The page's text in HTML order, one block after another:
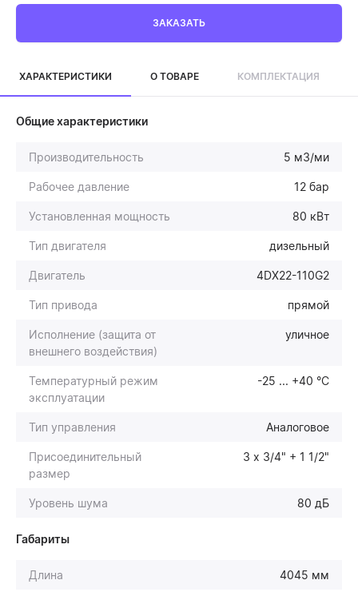
ЗАКАЗАТЬ
ХАРАКТЕРИСТИКИ О ТОВАРЕ КОМПЛЕКТАЦИЯ
Общие характеристики
Производительность 5 м3/ми
Рабочее давление 12 бар
Установленная мощность 80 кВт
Тип двигателя дизельный
Двигатель 4DX22-110G2
Тип привода прямой
Исполнение (защита от
внешнего воздействия)
уличное
Температурный режим
эксплуатации
-25 ... +40 °С
Тип управления Аналоговое
Присоединительный
размер
3 х 3/4" + 1 1/2"
Уровень шума 80 дБ
Габариты
Длина 4045 мм